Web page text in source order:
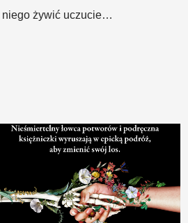
niego żywić uczucie…